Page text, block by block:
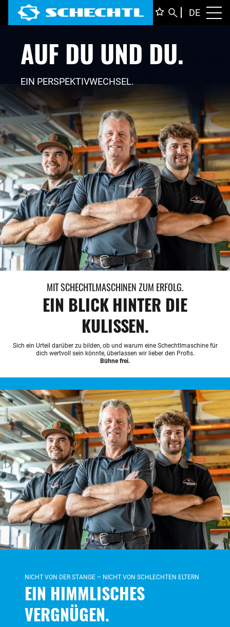
DE
AUF DU UND DU.
EIN PERSPEKTIVWECHSEL.
MIT SCHECHTLMASCHINEN ZUM ERFOLG.
EIN BLICK HINTER DIE
KULISSEN.
Sich ein Urteil darüber zu bilden, ob und warum eine Schechtlmaschine für
dich wertvoll sein könnte, überlassen wir lieber den Profis.
Bühne frei.
NICHT VON DER STANGE – NICHT VON SCHLECHTEN ELTERN
EIN HIMMLISCHES
VERGNÜGEN.